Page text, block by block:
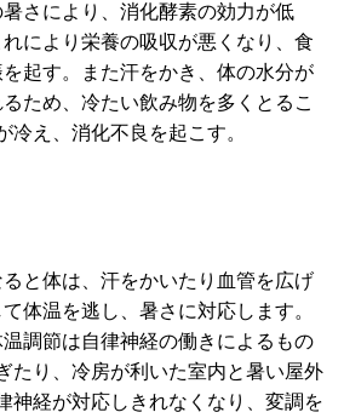
さにより、消化酵素の効力が低
により栄養の吸収が悪くなり、食
起す。また汗をかき、体の水分が
ため、冷たい飲み物を多くとるこ
冷え、消化不良を起こす。
と体は、汗をかいたり血管を広げ
体温を逃し、暑さに対応します。
温調節は自律神経の働きによるもの
たり、冷房が利いた室内と暑い屋外
神経が対応しきれなくなり、変調を